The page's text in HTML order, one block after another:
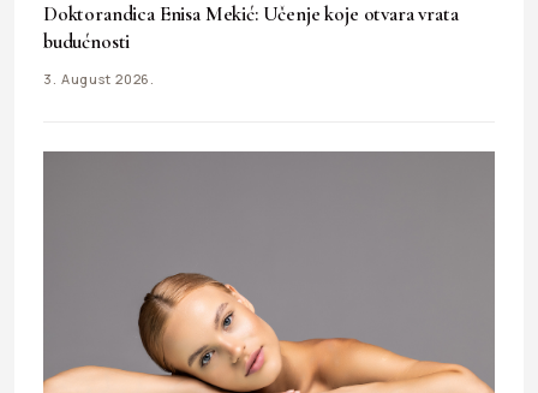
Doktorandica Enisa Mekić: Učenje koje otvara vrata
budućnosti
3. August 2026.